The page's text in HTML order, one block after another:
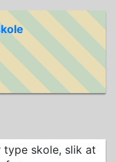
type skole, slik at